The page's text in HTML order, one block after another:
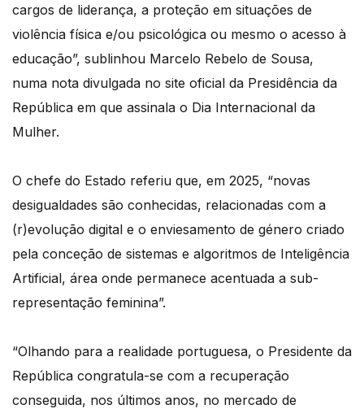
cargos de liderança, a proteção em situações de
violência física e/ou psicológica ou mesmo o acesso à
educação”, sublinhou Marcelo Rebelo de Sousa,
numa nota divulgada no site oficial da Presidência da
República em que assinala o Dia Internacional da
Mulher.
O chefe do Estado referiu que, em 2025, “novas
desigualdades são conhecidas, relacionadas com a
(r)evolução digital e o enviesamento de género criado
pela conceção de sistemas e algoritmos de Inteligência
Artificial, área onde permanece acentuada a sub-
representação feminina”.
“Olhando para a realidade portuguesa, o Presidente da
República congratula-se com a recuperação
conseguida, nos últimos anos, no mercado de